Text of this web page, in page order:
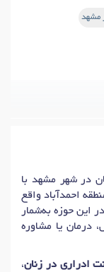
مشهد
در شهر مشهد با
ایشان در منطقه احمدآباد واقع
این حوزه به‌شمار
درمان یا مشاوره
ادراری در زنان،